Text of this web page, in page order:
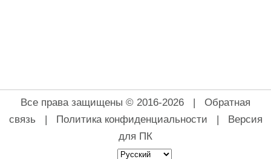
Все права защищены © 2016-2026 | Обратная
связь | Политика конфиденциальности | Версия
для ПК